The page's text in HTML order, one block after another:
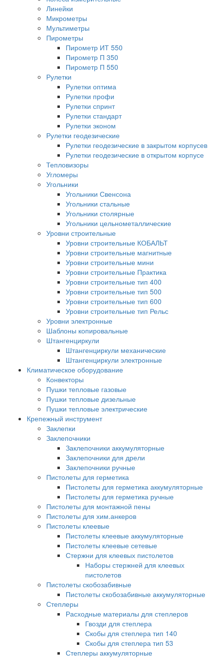
Линейки
Микрометры
Мультиметры
Пирометры
Пирометр ИТ 550
Пирометр П 350
Пирометр П 550
Рулетки
Рулетки оптима
Рулетки профи
Рулетки спринт
Рулетки стандарт
Рулетки эконом
Рулетки геодезические
Рулетки геодезические в закрытом корпусев
Рулетки геодезические в открытом корпусе
Тепловизоры
Угломеры
Угольники
Угольники Свенсона
Угольники стальные
Угольники столярные
Угольники цельнометаллические
Уровни строительные
Уровни строительные КОБАЛЬТ
Уровни строительные магнитные
Уровни строительные мини
Уровни строительные Практика
Уровни строительные тип 400
Уровни строительные тип 500
Уровни строительные тип 600
Уровни строительные тип Рельс
Уровни электронные
Шаблоны копировальные
Штангенциркули
Штангенциркули механические
Штангенциркули электронные
Климатическое оборудование
Конвекторы
Пушки тепловые газовые
Пушки тепловые дизельные
Пушки тепловые электрические
Крепежный инструмент
Заклепки
Заклепочники
Заклепочники аккумуляторные
Заклепочники для дрели
Заклепочники ручные
Пистолеты для герметика
Пистолеты для герметика аккумуляторные
Пистолеты для герметика ручные
Пистолеты для монтажной пены
Пистолеты для хим.анкеров
Пистолеты клеевые
Пистолеты клеевые аккумуляторные
Пистолеты клеевые сетевые
Стержни для клеевых пистолетов
Наборы стержней для клеевых
пистолетов
Пистолеты скобозабивные
Пистолеты скобозабивные аккумуляторные
Степлеры
Расходные материалы для степлеров
Гвозди для степлера
Скобы для степлера тип 140
Скобы для степлера тип 53
Степлеры аккумуляторные